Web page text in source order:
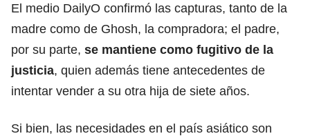
El medio DailyO confirmó las capturas, tanto de la
madre como de Ghosh, la compradora; el padre,
por su parte, se mantiene como fugitivo de la
justicia, quien además tiene antecedentes de
intentar vender a su otra hija de siete años.
Si bien, las necesidades en el país asiático son